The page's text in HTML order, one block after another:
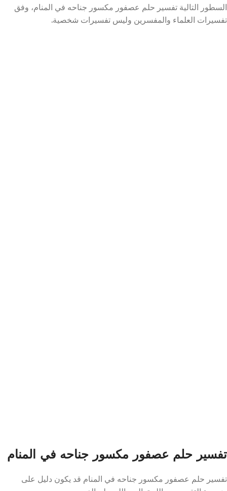
السطور التالية تفسير حلم عصفور مكسور جناحه في المنام، وفق
تفسيرات العلماء والمفسرين وليس تفسيرات شخصية.
تفسير حلم عصفور مكسور جناحه في المنام
تفسير حلم عصفور مكسور جناحه في المنام قد يكون دليل على